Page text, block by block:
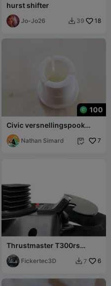
hurst shifter
Jo-Jo26  39 18
100
Civic versnellingspook
manchet houder
Nathan Simard  7
Thrustmaster T300rs
Magnet Shifter Mod(I
believe it will wor
Fickertec3D  7 6